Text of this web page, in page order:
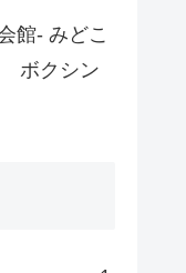
館- みどこ
ボクシン